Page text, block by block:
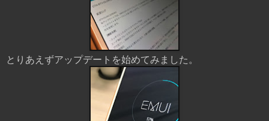
とりあえずアップデートを始めてみました。